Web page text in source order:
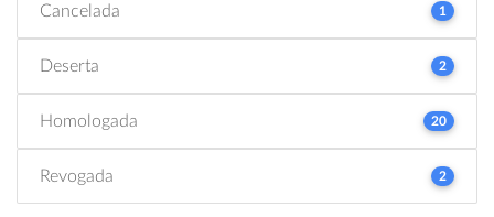
Cancelada 1
Deserta 2
Homologada 20
Revogada 2